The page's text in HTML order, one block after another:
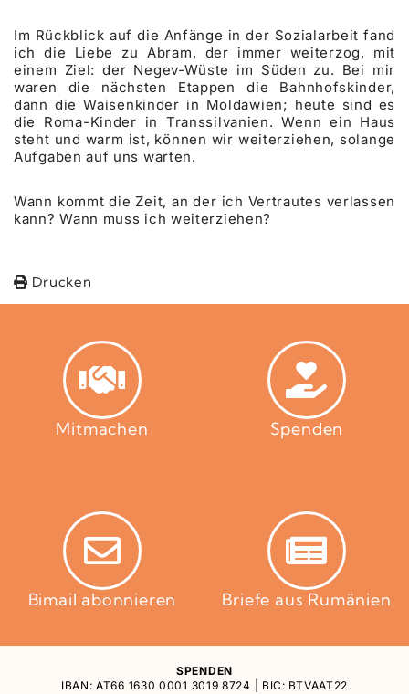
Im Rückblick auf die Anfänge in der Sozialarbeit fand
ich die Liebe zu Abram, der immer weiterzog, mit
einem Ziel: der Negev-Wüste im Süden zu. Bei mir
waren die nächsten Etappen die Bahnhofskinder,
dann die Waisenkinder in Moldawien; heute sind es
die Roma-Kinder in Transsilvanien. Wenn ein Haus
steht und warm ist, können wir weiterziehen, solange
Aufgaben auf uns warten.
Wann kommt die Zeit, an der ich Vertrautes verlassen
kann? Wann muss ich weiterziehen?
Drucken
Mitmachen Spenden
Bimail abonnieren Briefe aus Rumänien
SPENDEN
IBAN: AT66 1630 0001 3019 8724 | BIC: BTVAAT22